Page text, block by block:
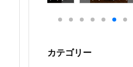
カテゴリー